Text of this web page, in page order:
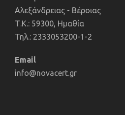
Αλεξάνδρειας - Βέροιας
Τ.Κ.: 59300, Ημαθία
Τηλ.: 2333053200-1-2
Email
info@novacert.gr